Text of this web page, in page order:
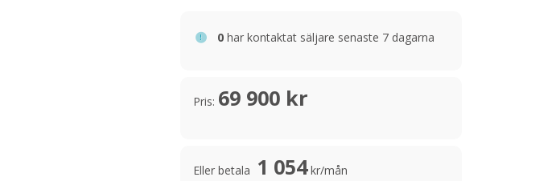
0 har kontaktat säljare senaste 7 dagarna
Pris: 69 900 kr
Eller betala 1 054kr/mån